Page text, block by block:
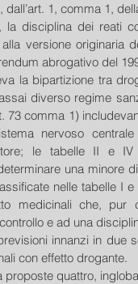
1, comma 1,
la disciplina dei reati
versione originaria
abrogativo del
la bipartizione tra
diverso regime
73 comma 1)
nervoso
le tabelle II e
una minore
nelle tabelle I
medicinali che, pur
e ad una
innanzi in due
con effetto drogante.
proposte quattro,